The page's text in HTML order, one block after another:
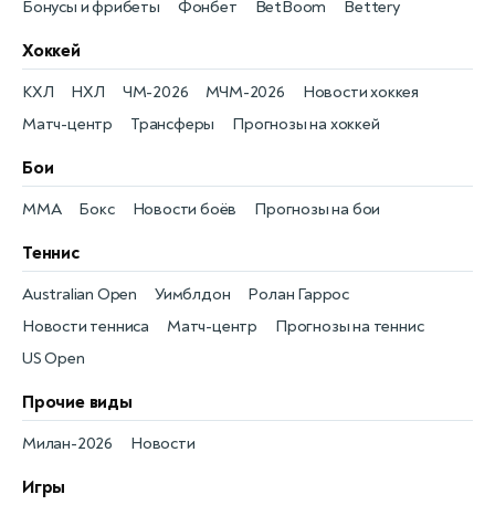
Бонусы и фрибеты
Фонбет
BetBoom
Bettery
Хоккей
Новости хоккея
КХЛ
Матч-центр
НХЛ
Трансферы
ЧМ-2026
Прогнозы на хоккей
МЧМ-2026
Бои
Новости боёв
MMA Прогнозы на бои
Бокс
Теннис
Новости тенниса
Australian Open
Матч-центр
Уимблдон
Прогнозы на теннис
Ролан Гаррос
US Open
Прочие виды
Новости
Милан-2026
Игры